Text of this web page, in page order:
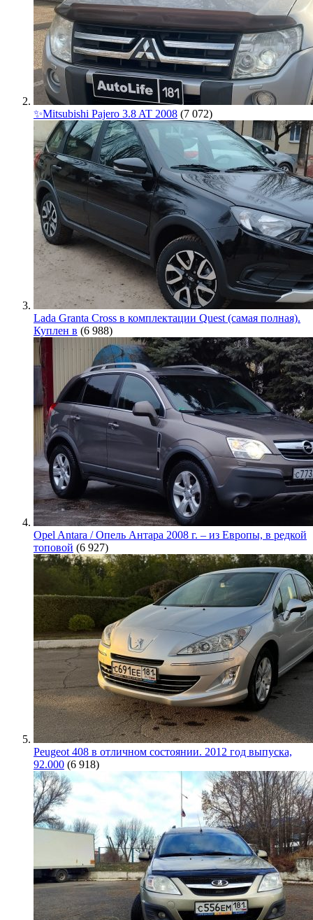
✨Mitsubishi Pajero 3.8 AT 2008 (7 072)
Lada Granta Cross в комплектации Quest (самая полная).
Куплен в (6 988)
Opel Antara / Опель Антара 2008 г. – из Европы, в редкой
топовой (6 927)
Peugeot 408 в отличном состоянии. 2012 год выпуска,
92.000 (6 918)